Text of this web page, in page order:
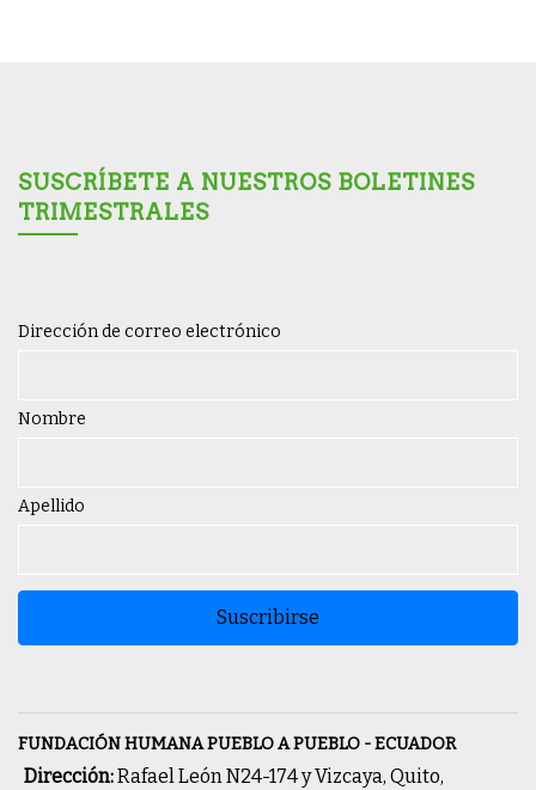
SUSCRÍBETE A NUESTROS BOLETINES
TRIMESTRALES
Dirección de correo electrónico
Nombre
Apellido
Suscribirse
FUNDACIÓN HUMANA PUEBLO A PUEBLO - ECUADOR
Dirección:Rafael León N24-174 y Vizcaya, Quito,